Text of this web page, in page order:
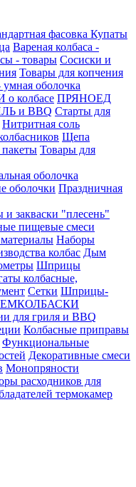
фасовка Купаты
Вареная колбаса -
- товары Сосиски и
Товары для копчения
оболочка
колбасе ПРЯНОЕД
и BBQ Старты для
Нитритная соль
Щепа
Товары для
оболочка
оболочки Праздничная
и закваски "плесень"
пищевые смеси
Наборы
колбас Дым
Шприцы
колбасные,
Сетки Шприцы-
ЕМКОЛБАСКИ
для гриля и BBQ
Колбасные приправы
Функциональные
Декоративные смеси
Монопряности
расходников для
термокамер